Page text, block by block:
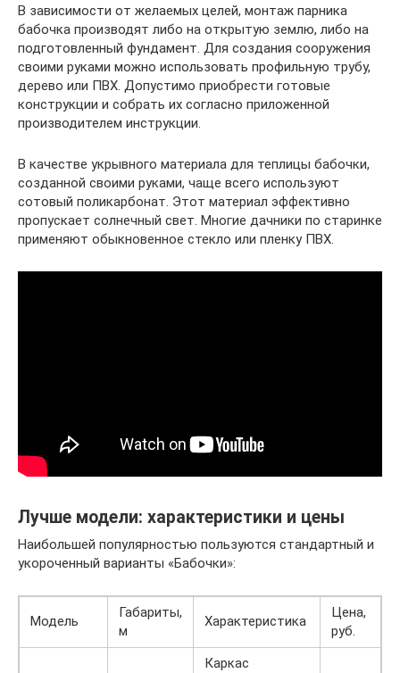
В зависимости от желаемых целей, монтаж парника
бабочка производят либо на открытую землю, либо на
подготовленный фундамент. Для создания сооружения
своими руками можно использовать профильную трубу,
дерево или ПВХ. Допустимо приобрести готовые
конструкции и собрать их согласно приложенной
производителем инструкции.
В качестве укрывного материала для теплицы бабочки,
созданной своими руками, чаще всего используют
сотовый поликарбонат. Этот материал эффективно
пропускает солнечный свет. Многие дачники по старинке
применяют обыкновенное стекло или пленку ПВХ.
Лучше модели: характеристики и цены
Наибольшей популярностью пользуются стандартный и
укороченный варианты «Бабочки»:
Модель
Габариты,
м
Характеристика
Цена,
руб.
Каркас